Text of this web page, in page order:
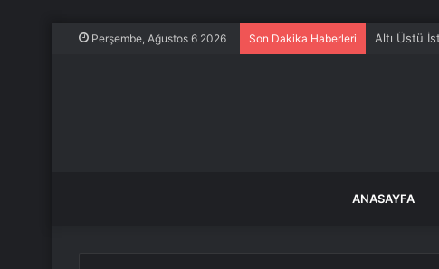
Perşembe, Ağustos 6 2026 Son Dakika Haberleri Altı Üstü
ANASAYFA